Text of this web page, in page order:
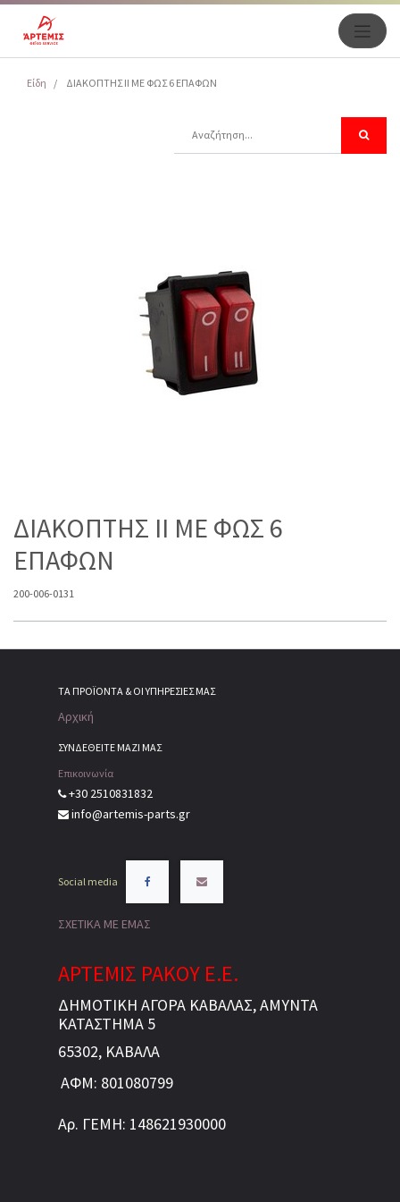
Είδη ΔΙΑΚΟΠΤΗΣ II ME ΦΩΣ 6 ΕΠΑΦΩΝ
ΔΙΑΚΟΠΤΗΣ II ME ΦΩΣ 6
ΕΠΑΦΩΝ
200-006-0131
ΤΑ ΠΡΟΪΌΝΤΑ & ΟΙ ΥΠΗΡΕΣΊΕΣ ΜΑΣ
Αρχική
ΣΥΝΔΕΘΕΙΤΕ ΜΑΖΙ ΜΑΣ
Επικοινωνία
+30 2510831832
info@artemis-parts.gr
Social media
ΣΧΕΤΙΚΑ ΜΕ ΕΜΑΣ
ΑΡΤΕΜΙΣ ΡΑΚΟΥ Ε.Ε.
ΔΗΜΟΤΙΚΗ ΑΓΟΡΑ ΚΑΒΑΛΑΣ, ΑΜΥΝΤΑ
ΚΑΤΑΣΤΗΜΑ 5
65302, ΚΑΒΑΛΑ
ΑΦΜ: 801080799
Αρ. ΓΕΜΗ: 148621930000